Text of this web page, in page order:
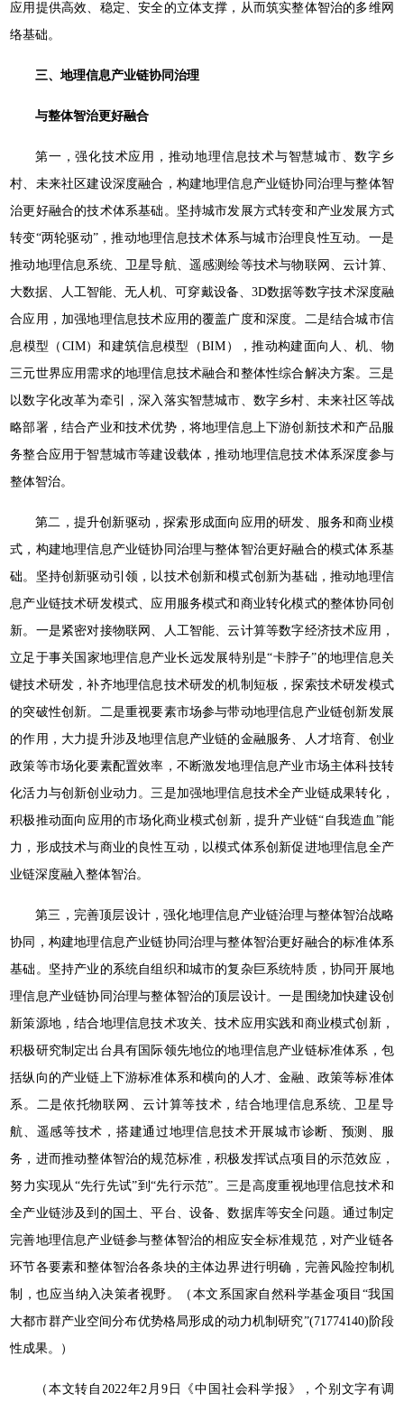
应用提供高效、稳定、安全的立体支撑，从而筑实整体智治的多维网
络基础。
三、地理信息产业链协同治理
与整体智治更好融合
第一，强化技术应用，推动地理信息技术与智慧城市、数字乡
村、未来社区建设深度融合，构建地理信息产业链协同治理与整体智
治更好融合的技术体系基础。坚持城市发展方式转变和产业发展方式
转变“两轮驱动”，推动地理信息技术体系与城市治理良性互动。一是
推动地理信息系统、卫星导航、遥感测绘等技术与物联网、云计算、
大数据、人工智能、无人机、可穿戴设备、3D数据等数字技术深度融
合应用，加强地理信息技术应用的覆盖广度和深度。二是结合城市信
息模型（CIM）和建筑信息模型（BIM），推动构建面向人、机、物
三元世界应用需求的地理信息技术融合和整体性综合解决方案。三是
以数字化改革为牵引，深入落实智慧城市、数字乡村、未来社区等战
略部署，结合产业和技术优势，将地理信息上下游创新技术和产品服
务整合应用于智慧城市等建设载体，推动地理信息技术体系深度参与
整体智治。
第二，提升创新驱动，探索形成面向应用的研发、服务和商业模
式，构建地理信息产业链协同治理与整体智治更好融合的模式体系基
础。坚持创新驱动引领，以技术创新和模式创新为基础，推动地理信
息产业链技术研发模式、应用服务模式和商业转化模式的整体协同创
新。一是紧密对接物联网、人工智能、云计算等数字经济技术应用，
立足于事关国家地理信息产业长远发展特别是“卡脖子”的地理信息关
键技术研发，补齐地理信息技术研发的机制短板，探索技术研发模式
的突破性创新。二是重视要素市场参与带动地理信息产业链创新发展
的作用，大力提升涉及地理信息产业链的金融服务、人才培育、创业
政策等市场化要素配置效率，不断激发地理信息产业市场主体科技转
化活力与创新创业动力。三是加强地理信息技术全产业链成果转化，
积极推动面向应用的市场化商业模式创新，提升产业链“自我造血”能
力，形成技术与商业的良性互动，以模式体系创新促进地理信息全产
业链深度融入整体智治。
第三，完善顶层设计，强化地理信息产业链治理与整体智治战略
协同，构建地理信息产业链协同治理与整体智治更好融合的标准体系
基础。坚持产业的系统自组织和城市的复杂巨系统特质，协同开展地
理信息产业链协同治理与整体智治的顶层设计。一是围绕加快建设创
新策源地，结合地理信息技术攻关、技术应用实践和商业模式创新，
积极研究制定出台具有国际领先地位的地理信息产业链标准体系，包
括纵向的产业链上下游标准体系和横向的人才、金融、政策等标准体
系。二是依托物联网、云计算等技术，结合地理信息系统、卫星导
航、遥感等技术，搭建通过地理信息技术开展城市诊断、预测、服
务，进而推动整体智治的规范标准，积极发挥试点项目的示范效应，
努力实现从“先行先试”到“先行示范”。三是高度重视地理信息技术和
全产业链涉及到的国土、平台、设备、数据库等安全问题。通过制定
完善地理信息产业链参与整体智治的相应安全标准规范，对产业链各
环节各要素和整体智治各条块的主体边界进行明确，完善风险控制机
制，也应当纳入决策者视野。（本文系国家自然科学基金项目“我国
大都市群产业空间分布优势格局形成的动力机制研究”(71774140)阶段
性成果。）
（本文转自2022年2月9日《中国社会科学报》，个别文字有调